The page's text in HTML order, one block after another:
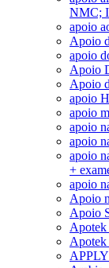
NMC;
apoio
Apoio
apoio
Apoio
Apoio
apoio
apoio
apoio
apoio
apoio
+
apoio
Apoio
Apoio
Apotek